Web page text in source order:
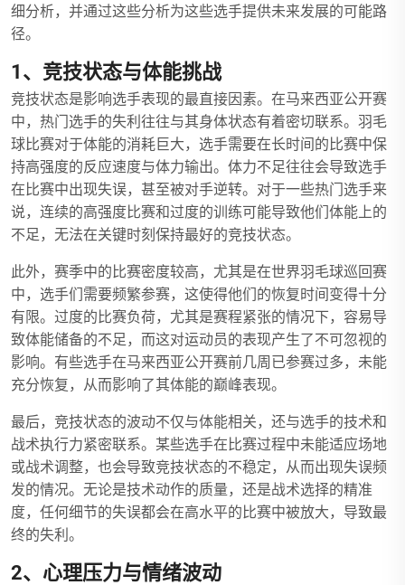
细分析，并通过这些分析为这些选手提供未来发展的可能路
径。
1、竞技状态与体能挑战
竞技状态是影响选手表现的最直接因素。在马来西亚公开赛
中，热门选手的失利往往与其身体状态有着密切联系。羽毛
球比赛对于体能的消耗巨大，选手需要在长时间的比赛中保
持高强度的反应速度与体力输出。体力不足往往会导致选手
在比赛中出现失误，甚至被对手逆转。对于一些热门选手来
说，连续的高强度比赛和过度的训练可能导致他们体能上的
不足，无法在关键时刻保持最好的竞技状态。
此外，赛季中的比赛密度较高，尤其是在世界羽毛球巡回赛
中，选手们需要频繁参赛，这使得他们的恢复时间变得十分
有限。过度的比赛负荷，尤其是赛程紧张的情况下，容易导
致体能储备的不足，而这对运动员的表现产生了不可忽视的
影响。有些选手在马来西亚公开赛前几周已参赛过多，未能
充分恢复，从而影响了其体能的巅峰表现。
最后，竞技状态的波动不仅与体能相关，还与选手的技术和
战术执行力紧密联系。某些选手在比赛过程中未能适应场地
或战术调整，也会导致竞技状态的不稳定，从而出现失误频
发的情况。无论是技术动作的质量，还是战术选择的精准
度，任何细节的失误都会在高水平的比赛中被放大，导致最
终的失利。
2、心理压力与情绪波动